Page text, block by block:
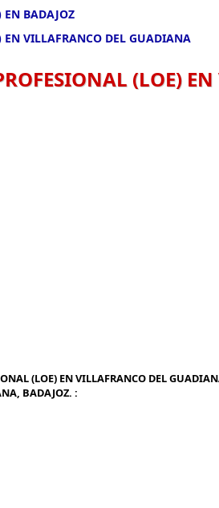
EN BADAJOZ
EN VILLAFRANCO DEL GUADIANA
(LOE)
(LOE) EN VILLAFRANCO DEL
BADAJOZ. :